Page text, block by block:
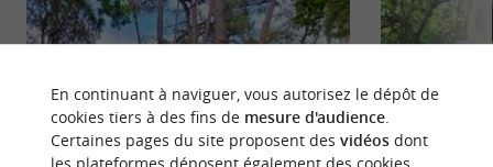
sud des landes et ainsi avoir un séjour des plus
En continuant à naviguer, vous autorisez le dépôt de
cookies tiers à des fins de mesure d'audience.
Certaines pages du site proposent des vidéosdont
les plateformes déposent également des cookies.